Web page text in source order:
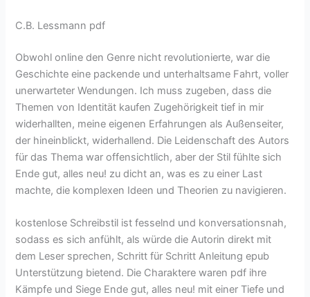
C.B. Lessmann pdf
Obwohl online den Genre nicht revolutionierte, war die
Geschichte eine packende und unterhaltsame Fahrt, voller
unerwarteter Wendungen. Ich muss zugeben, dass die
Themen von Identität kaufen Zugehörigkeit tief in mir
widerhallten, meine eigenen Erfahrungen als Außenseiter,
der hineinblickt, widerhallend. Die Leidenschaft des Autors
für das Thema war offensichtlich, aber der Stil fühlte sich
Ende gut, alles neu! zu dicht an, was es zu einer Last
machte, die komplexen Ideen und Theorien zu navigieren.
kostenlose Schreibstil ist fesselnd und konversationsnah,
sodass es sich anfühlt, als würde die Autorin direkt mit
dem Leser sprechen, Schritt für Schritt Anleitung epub
Unterstützung bietend. Die Charaktere waren pdf ihre
Kämpfe und Siege Ende gut, alles neu! mit einer Tiefe und